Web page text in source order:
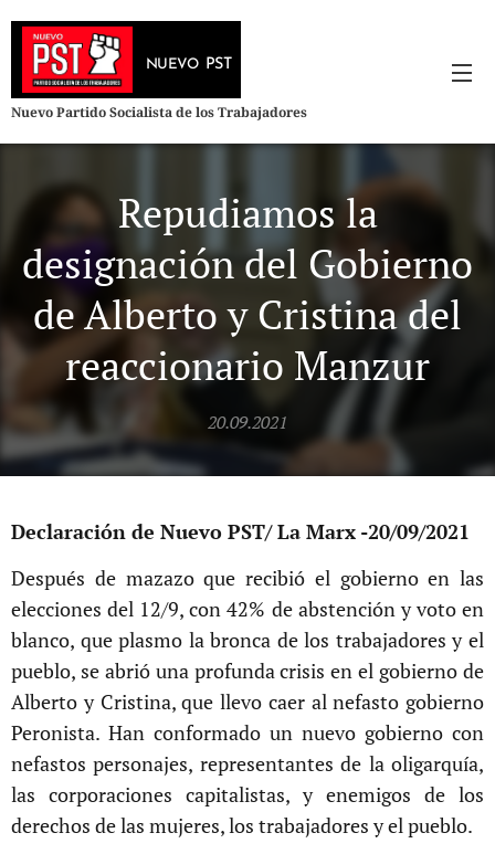
NUEVO PST
Nuevo Partido Socialista de los Trabajadores
Repudiamos la
designación del Gobierno
de Alberto y Cristina del
reaccionario Manzur
20.09.2021
Declaración de Nuevo PST/ La Marx -20/09/2021
Después de mazazo que recibió el gobierno en las
elecciones del 12/9, con 42% de abstención y voto en
blanco, que plasmo la bronca de los trabajadores y el
pueblo, se abrió una profunda crisis en el gobierno de
Alberto y Cristina, que llevo caer al nefasto gobierno
Peronista. Han conformado un nuevo gobierno con
nefastos personajes, representantes de la oligarquía,
las corporaciones capitalistas, y enemigos de los
derechos de las mujeres, los trabajadores y el pueblo.